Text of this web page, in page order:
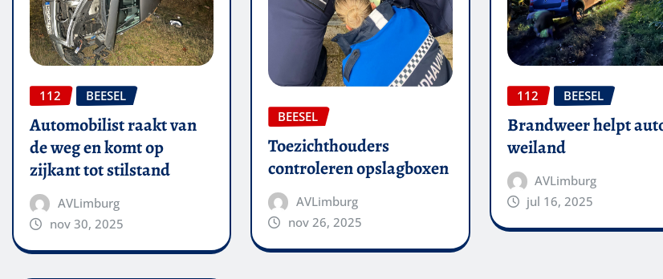
112 BEESEL
Automobilist raakt van
de weg en komt op
zijkant tot stilstand
AVLimburg
nov 30, 2025
BEESEL
Toezichthouders
controleren opslagboxen
AVLimburg
nov 26, 2025
112 BEESEL
Brandweer helpt
weiland
AVLimburg
jul 16, 2025